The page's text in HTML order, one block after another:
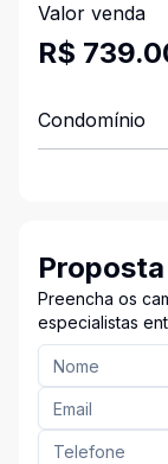
Valor venda
R$
Condomínio
Proposta
Preencha os
especialistas